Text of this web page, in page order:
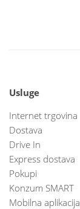
Usluge
Internet trgovina
Dostava
Drive In
Express dostava
Pokupi
Konzum SMART
Mobilna aplikacija